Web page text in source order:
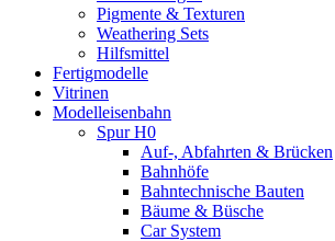
Pigmente & Texturen
Weathering Sets
Hilfsmittel
Fertigmodelle
Vitrinen
Modelleisenbahn
Spur H0
Auf-, Abfahrten & Brücken
Bahnhöfe
Bahntechnische Bauten
Bäume & Büsche
Car System